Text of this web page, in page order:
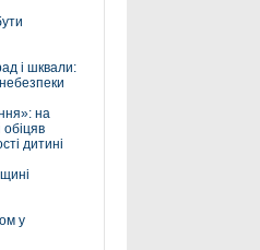
і шквали:
на
дитині
у